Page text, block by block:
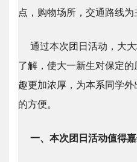
点，购物场所，交通路线为
通过本次团日活动，大
了解，使大一新生对保定
趣更加浓厚，为本系同学
的方便。
一、本次团日活动值得